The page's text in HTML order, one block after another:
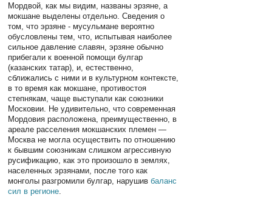
Мордвой, как мы видим, названы эрзяне, а
мокшане выделены отдельно. Сведения о
том, что эрзяне - мусульмане вероятно
обусловлены тем, что, испытывая наиболее
сильное давление славян, эрзяне обычно
прибегали к военной помощи булгар
(казанских татар), и, естественно,
сближались с ними и в культурном контексте,
в то время как мокшане, противостоя
степнякам, чаще выступали как союзники
Московии. Не удивительно, что современная
Мордовия расположена, преимущественно, в
ареале расселения мокшанских племен —
Москва не могла осуществить по отношению
к бывшим союзникам слишком агрессивную
русификацию, как это произошло в землях,
населенных эрзянами, после того как
монголы разгромили булгар, нарушивбаланс
сил в регионе